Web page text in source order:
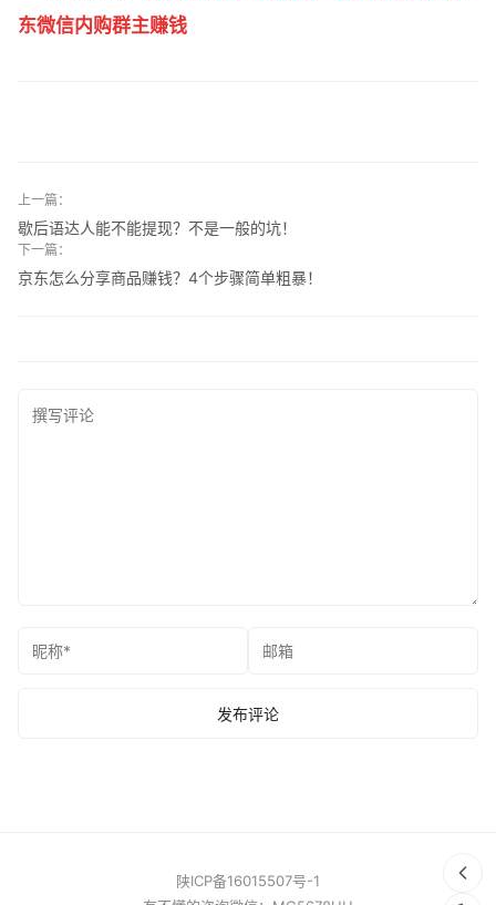
东微信内购群主赚钱
上一篇：
歇后语达人能不能提现？不是一般的坑！
下一篇：
京东怎么分享商品赚钱？4个步骤简单粗暴！
陕ICP备16015507号-1